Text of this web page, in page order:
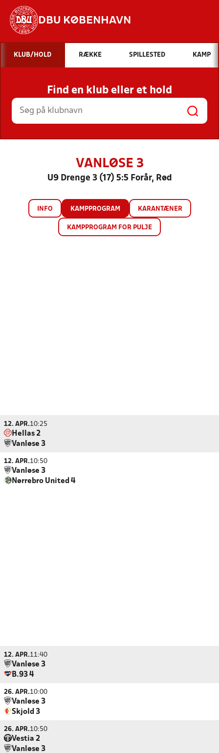
DBU KØBENHAVN
Hvad vil du søge efter?
INDHOLD OG NYHEDER
STILLINGER, RESULTATER, KLUBBER OG
HOLD
KLUB/HOLD RÆKKE SPILLESTED KAMP
Find en klub eller et hold
VANLØSE 3
U9 Drenge 3 (17) 5:5 Forår, Rød
INFO KAMPPROGRAM KARANTÆNER
KAMPPROGRAM FOR PULJE
12. APR.10:25
Hellas 2
Vanløse 3
12. APR.10:50
Vanløse 3
Nørrebro United 4
12. APR.11:40
Vanløse 3
B.93 4
26. APR.10:00
Vanløse 3
Skjold 3
26. APR.10:50
Vestia 2
Vanløse 3